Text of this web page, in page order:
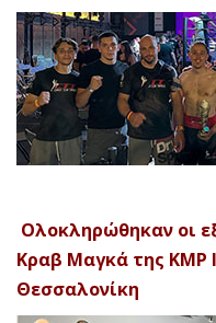
Ολοκληρώθηκαν οι
Κραβ Μαγκά της
Θεσσαλονίκη